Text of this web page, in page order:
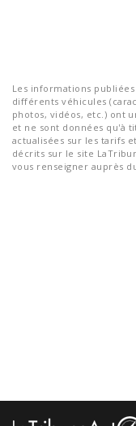
Les informations
différents véhicules
photos, vidéos, etc.) ont
et ne sont données qu'à
actualisées sur les tarifs
décrits sur le site
vous renseigner auprès